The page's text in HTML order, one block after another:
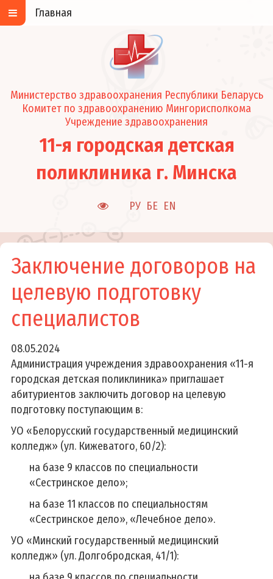
Министерство здравоохранения Республики Беларусь
Комитет по здравоохранению Мингорисполкома
Учреждение здравоохранения
11-я городская детская
поликлиника г. Минска
РУ БЕ EN
Главная
Заключение договоров на
целевую подготовку
специалистов
08.05.2024
Администрация учреждения здравоохранения «11-я
городская детская поликлиника» приглашает
абитуриентов заключить договор на целевую
подготовку поступающим в:
УО «Белорусский государственный медицинский
колледж» (ул. Кижеватого, 60/2):
на базе 9 классов по специальности
«Сестринское дело»;
на базе 11 классов по специальностям
«Сестринское дело», «Лечебное дело».
УО «Минский государственный медицинский
колледж» (ул. Долгобродская, 41/1):